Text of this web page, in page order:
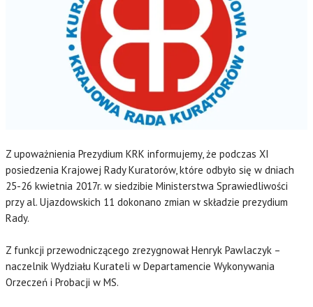
Z upoważnienia Prezydium KRK informujemy, że podczas XI
posiedzenia Krajowej Rady Kuratorów, które odbyło się w dniach
25-26 kwietnia 2017r. w siedzibie Ministerstwa Sprawiedliwości
przy al. Ujazdowskich 11 dokonano zmian w składzie prezydium
Rady.
Z funkcji przewodniczącego zrezygnował Henryk Pawlaczyk –
naczelnik Wydziału Kurateli w Departamencie Wykonywania
Orzeczeń i Probacji w MS.